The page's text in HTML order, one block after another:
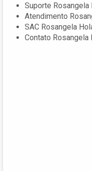
Suporte Rosangela
Atendimento
SAC Rosangela
Contato Rosangela